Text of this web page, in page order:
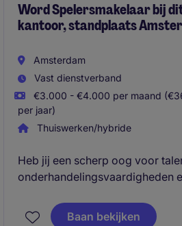
Word Spelersmakelaar bij
kantoor, standplaats
Amsterdam
Vast dienstverband
€3.000 - €4.000 per maand
per jaar)
Thuiswerken/hybride
Heb jij een scherp oog voor
onderhandelingsvaardigheden
sporters tijdens hun carrière, van
Baan bekijken